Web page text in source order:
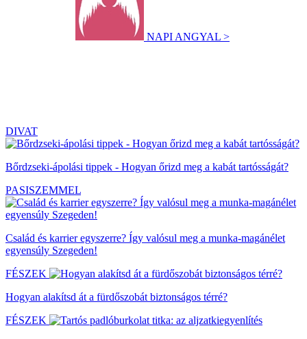
NAPI ANGYAL >
DIVAT
Bőrdzseki-ápolási tippek - Hogyan őrizd meg a kabát tartósságát?
PASISZEMMEL
Család és karrier egyszerre? Így valósul meg a munka-magánélet
egyensúly Szegeden!
FÉSZEK
Hogyan alakítsd át a fürdőszobát biztonságos térré?
FÉSZEK